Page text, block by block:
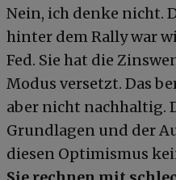
Nein, ich denke nicht.
hinter dem Rally war
Fed. Sie hat die
Modus versetzt. Das
aber nicht nachhaltig.
Grundlagen und der
diesen Optimismus